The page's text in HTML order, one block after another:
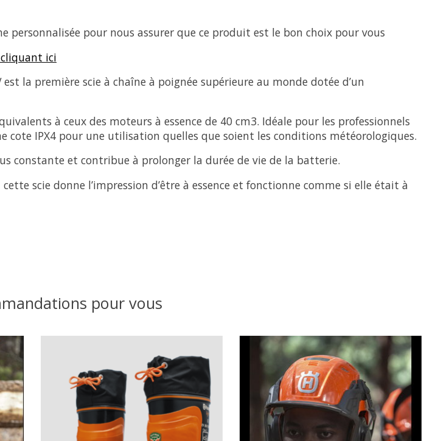
pour nous assurer que ce produit est le bon choix pour vous
ici
la première scie à chaîne à poignée supérieure au monde dotée d’un
à ceux des moteurs à essence de 40 cm3. Idéale pour les professionnels
cote IPX4 pour une utilisation quelles que soient les conditions météorologiques.
constante et contribue à prolonger la durée de vie de la batterie.
scie donne l’impression d’être à essence et fonctionne comme si elle était à
pour vous